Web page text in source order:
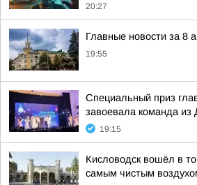
20:27
Главные новости за 8
19:55
Специальный приз
завоевала команда из
19:15
Кисловодск вошёл в
самым чистым